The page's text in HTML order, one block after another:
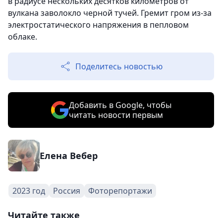
вулкана заволокло черной тучей. Гремит гром из-за
электростатического напряжения в пепловом
облаке.
Поделитесь новостью
Добавить в Google, чтобы
читать новости первым
Елена Вебер
2023 год Россия Фоторепортажи
Читайте также